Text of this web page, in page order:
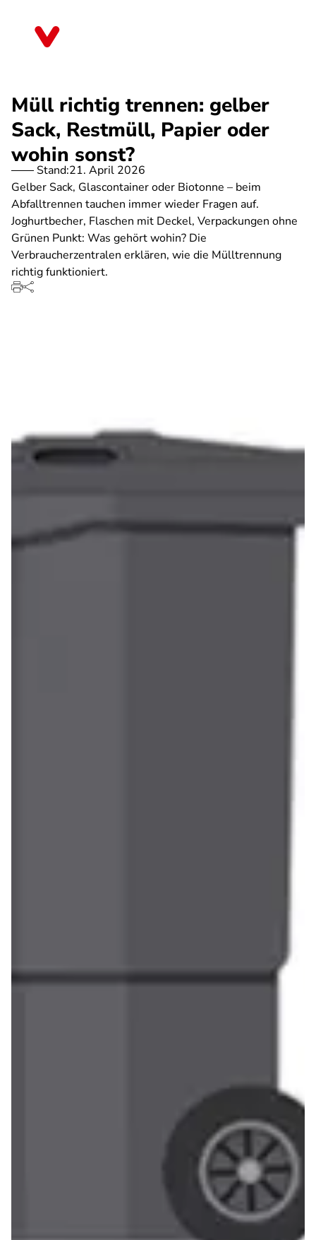
Müll richtig trennen: gelber
Sack, Restmüll, Papier oder
wohin sonst?
Stand:21. April 2026
Gelber Sack, Glascontainer oder Biotonne – beim
Abfalltrennen tauchen immer wieder Fragen auf.
Joghurtbecher, Flaschen mit Deckel, Verpackungen ohne
Grünen Punkt: Was gehört wohin? Die
Verbraucherzentralen erklären, wie die Mülltrennung
richtig funktioniert.